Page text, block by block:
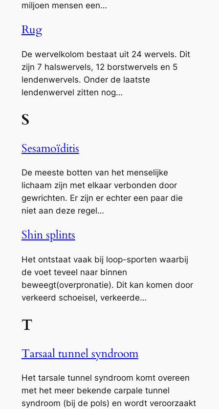
miljoen mensen een…
Rug
De wervelkolom bestaat uit 24 wervels. Dit
zijn 7 halswervels, 12 borstwervels en 5
lendenwervels. Onder de laatste
lendenwervel zitten nog…
S
Sesamoïditis
De meeste botten van het menselijke
lichaam zijn met elkaar verbonden door
gewrichten. Er zijn er echter een paar die
niet aan deze regel…
Shin splints
Het ontstaat vaak bij loop-sporten waarbij
de voet teveel naar binnen
beweegt(overpronatie). Dit kan komen door
verkeerd schoeisel, verkeerde…
T
Tarsaal tunnel syndroom
Het tarsale tunnel syndroom komt overeen
met het meer bekende carpale tunnel
syndroom (bij de pols) en wordt veroorzaakt